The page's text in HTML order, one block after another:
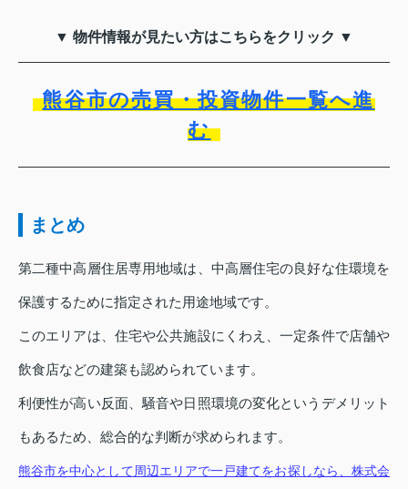
▼ 物件情報が見たい方はこちらをクリック ▼
熊谷市の売買・投資物件一覧へ進
む
まとめ
第二種中高層住居専用地域は、中高層住宅の良好な住環境を
保護するために指定された用途地域です。
このエリアは、住宅や公共施設にくわえ、一定条件で店舗や
飲食店などの建築も認められています。
利便性が高い反面、騒音や日照環境の変化というデメリット
もあるため、総合的な判断が求められます。
熊谷市を中心として周辺エリアで一戸建てをお探しなら、株式会